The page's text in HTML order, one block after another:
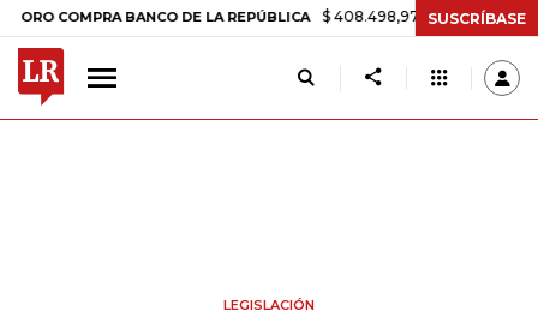
BANCO DE LA REPÚBLICA $ 408.498,97 +$ 8.753,81 +2,19%
SUSCRÍBASE
LEGISLACIÓN